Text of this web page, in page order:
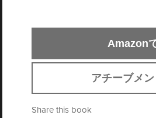
Amazon
アチーブメ
Share this book